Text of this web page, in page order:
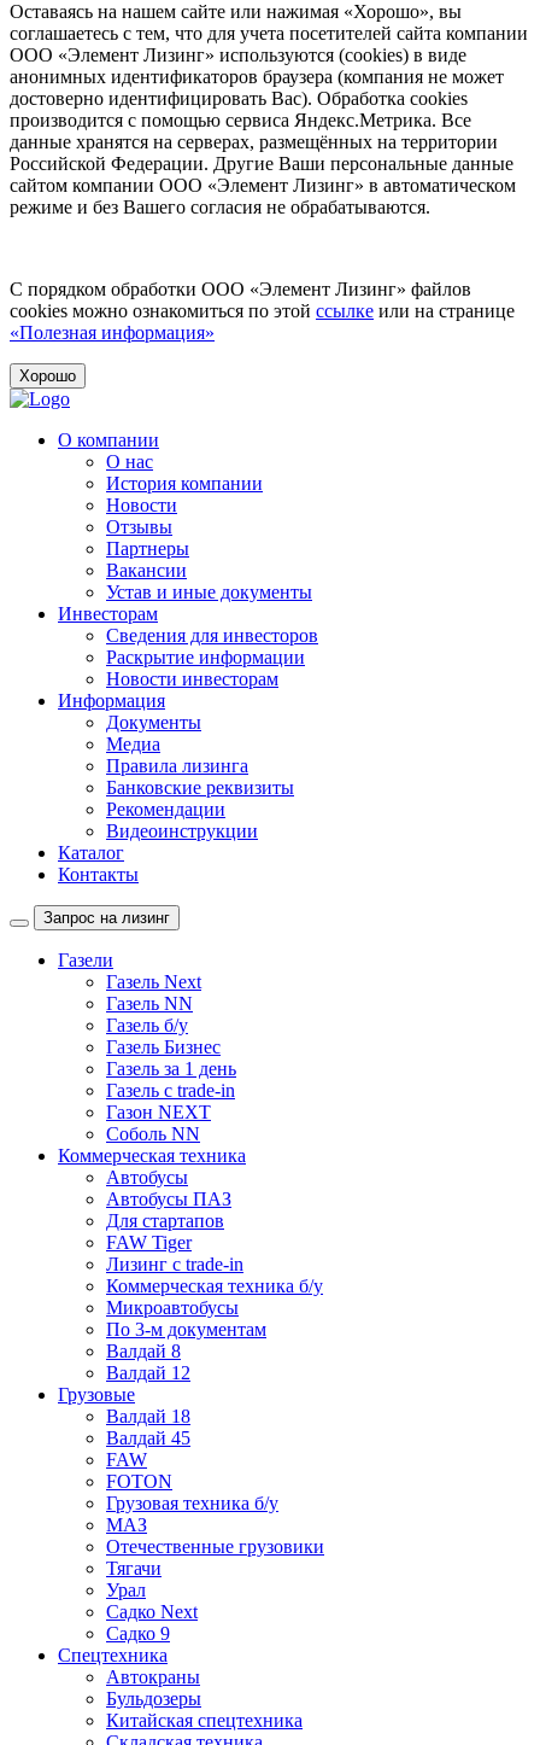
Оставаясь на нашем сайте или нажимая «Хорошо», вы
соглашаетесь с тем, что для учета посетителей сайта компании
ООО «Элемент Лизинг» используются (cookies) в виде
анонимных идентификаторов браузера (компания не может
достоверно идентифицировать Вас). Обработка cookies
производится с помощью сервиса Яндекс.Метрика. Все
данные хранятся на серверах, размещённых на территории
Российской Федерации. Другие Ваши персональные данные
сайтом компании ООО «Элемент Лизинг» в автоматическом
режиме и без Вашего согласия не обрабатываются.
С порядком обработки ООО «Элемент Лизинг» файлов
cookies можно ознакомиться по этой ссылке или на странице
«Полезная информация»
Хорошо
О компании
О нас
История компании
Новости
Отзывы
Партнеры
Вакансии
Устав и иные документы
Инвесторам
Сведения для инвесторов
Раскрытие информации
Новости инвесторам
Информация
Документы
Медиа
Правила лизинга
Банковские реквизиты
Рекомендации
Видеоинструкции
Каталог
Контакты
Запрос на лизинг
Газели
Газель Next
Газель NN
Газель б/у
Газель Бизнес
Газель за 1 день
Газель с trade-in
Газон NEXT
Соболь NN
Коммерческая техника
Автобусы
Автобусы ПАЗ
Для стартапов
FAW Tiger
Лизинг с trade-in
Коммерческая техника б/у
Микроавтобусы
По 3-м документам
Валдай 8
Валдай 12
Грузовые
Валдай 18
Валдай 45
FAW
FOTON
Грузовая техника б/у
МАЗ
Отечественные грузовики
Тягачи
Урал
Садко Next
Садко 9
Спецтехника
Автокраны
Бульдозеры
Китайская спецтехника